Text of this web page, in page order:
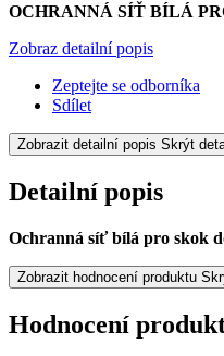
OCHRANNÁ SÍŤ BÍLÁ
Zobraz detailní popis
Zeptejte se odborníka
Sdílet
Zobrazit detailní popis Skrýt
Detailní popis
Ochranná síť bílá pro skok
Zobrazit hodnocení produktu
Hodnocení